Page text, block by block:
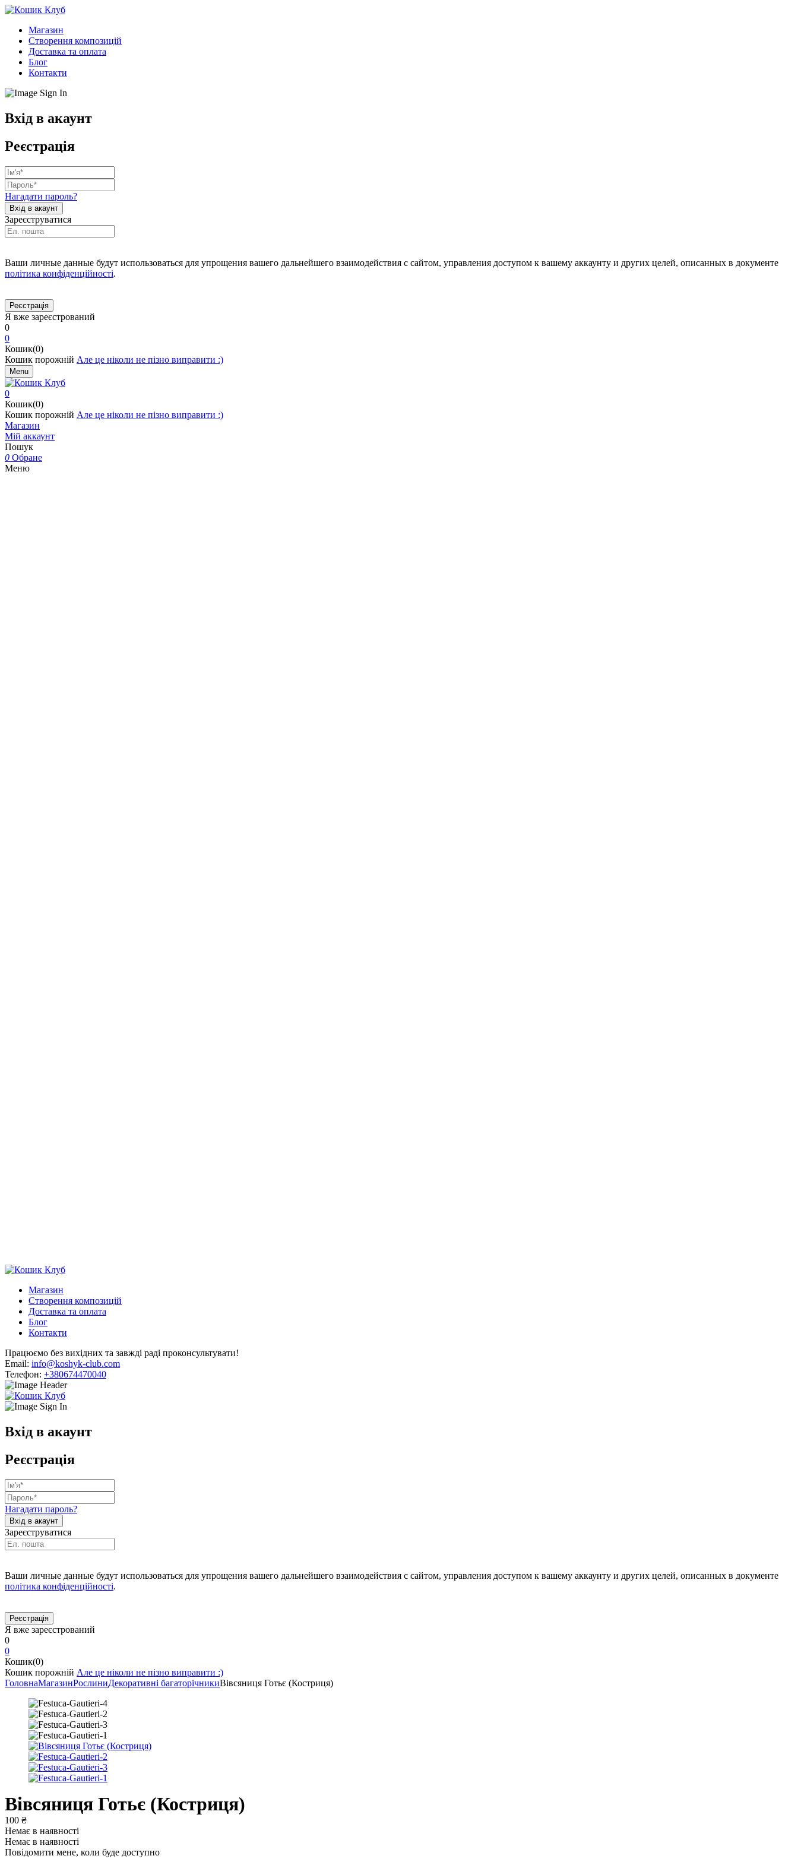
Магазин
Створення композицій
Доставка та оплата
Блог
Контакти
Вхід в акаунт
Реєстрація
Нагадати пароль?
Зареєструватися
Ваши личные данные будут использоваться для упрощения вашего дальнейшего взаимодействия с сайтом, управления доступом к вашему аккаунту и других целей, описанных в документе
політика конфіденційності.
Я вже зареєстрований
0
0
Кошик(0)
Кошик порожній Але це ніколи не пізно виправити :)
Menu
0
Кошик(0)
Кошик порожній Але це ніколи не пізно виправити :)
Магазин
Мій аккаунт
Пошук
0 Обране
Меню
Магазин
Створення композицій
Доставка та оплата
Блог
Контакти
Працюємо без вихідних та завжді раді проконсультувати!
Email: info@koshyk-club.com
Телефон: +380674470040
Вхід в акаунт
Реєстрація
Нагадати пароль?
Зареєструватися
Ваши личные данные будут использоваться для упрощения вашего дальнейшего взаимодействия с сайтом, управления доступом к вашему аккаунту и других целей, описанных в документе
політика конфіденційності.
Я вже зареєстрований
0
0
Кошик(0)
Кошик порожній Але це ніколи не пізно виправити :)
ГоловнаМагазинРослиниДекоративні багаторічникиВівсяниця Готьє (Костриця)
Вівсяниця Готьє (Костриця)
100 ₴
Немає в наявності
Немає в наявності
Повідомити мене, коли буде доступно